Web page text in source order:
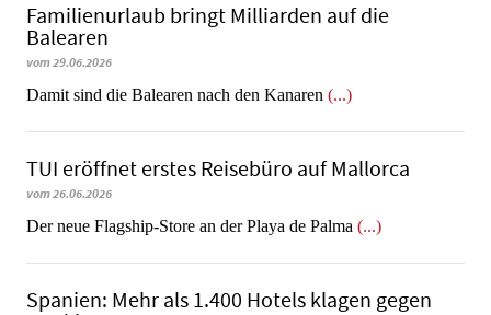
Familienurlaub bringt Milliarden auf die
Balearen
vom 29.06.2026
​​​​​​​Damit sind die Balearen nach den Kanaren (...)
TUI eröffnet erstes Reisebüro auf Mallorca
vom 26.06.2026
Der neue Flagship-Store an der Playa de Palma (...)
Spanien: Mehr als 1.400 Hotels klagen gegen